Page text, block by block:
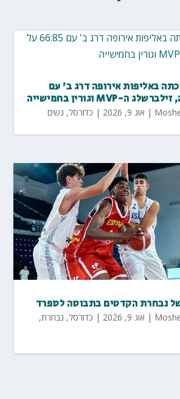
באליפות אירופה דרג ב' עם
| אוג 9, 2026 | כדורסל, נשים
נבחרת הקדטים בתבוסה לספרד
| אוג 9, 2026 | כדורסל, נבחרת,